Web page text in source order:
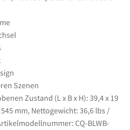
Szenen
Zustand (L x B x H): 39,4 x 19
mm, Nettogewicht: 36,6 lbs /
CQ-BLWB-